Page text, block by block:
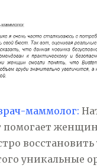
маммолог:
восстановить
уникальные